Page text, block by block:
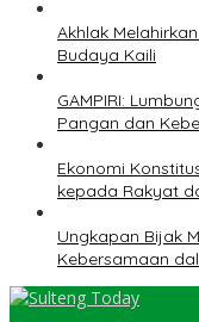
Akhlak
Budaya Kaili
GAMPIRI:
Pangan dan
Ekonomi
kepada Rakyat
Ungkapan Bijak
Kebersamaan